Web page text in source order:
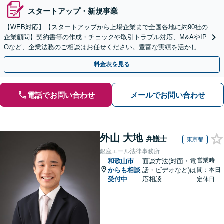
スタートアップ・新規事業
【WEB対応】【スタートアップから上場企業まで全国各地に約90社の
企業顧問】契約書等の作成・チェックや取引トラブル対応、M&AやIP
Oなど、企業法務のご相談はお任せください。豊富な実績を活かし的
確に対応を進めてまいります。
料金表を見る
電話でお問い合わせ メールでお問い合わせ
外山 大地 弁護士 東京都
銀座エール法律事務所
和歌山市
からも相談
受付中
面談方法(対面・電
話・ビデオなど)は
応相談
営業時
間：本日
定休日